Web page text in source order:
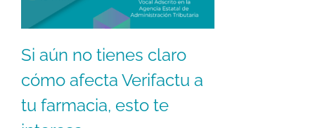
Si aún no tienes claro
cómo afecta Verifactu a
tu farmacia, esto te